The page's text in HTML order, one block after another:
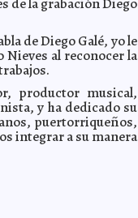
de Diego Galé, yo le
al reconocer la
productor musical,
y ha dedicado su
puertorriqueños,
integrar a su manera